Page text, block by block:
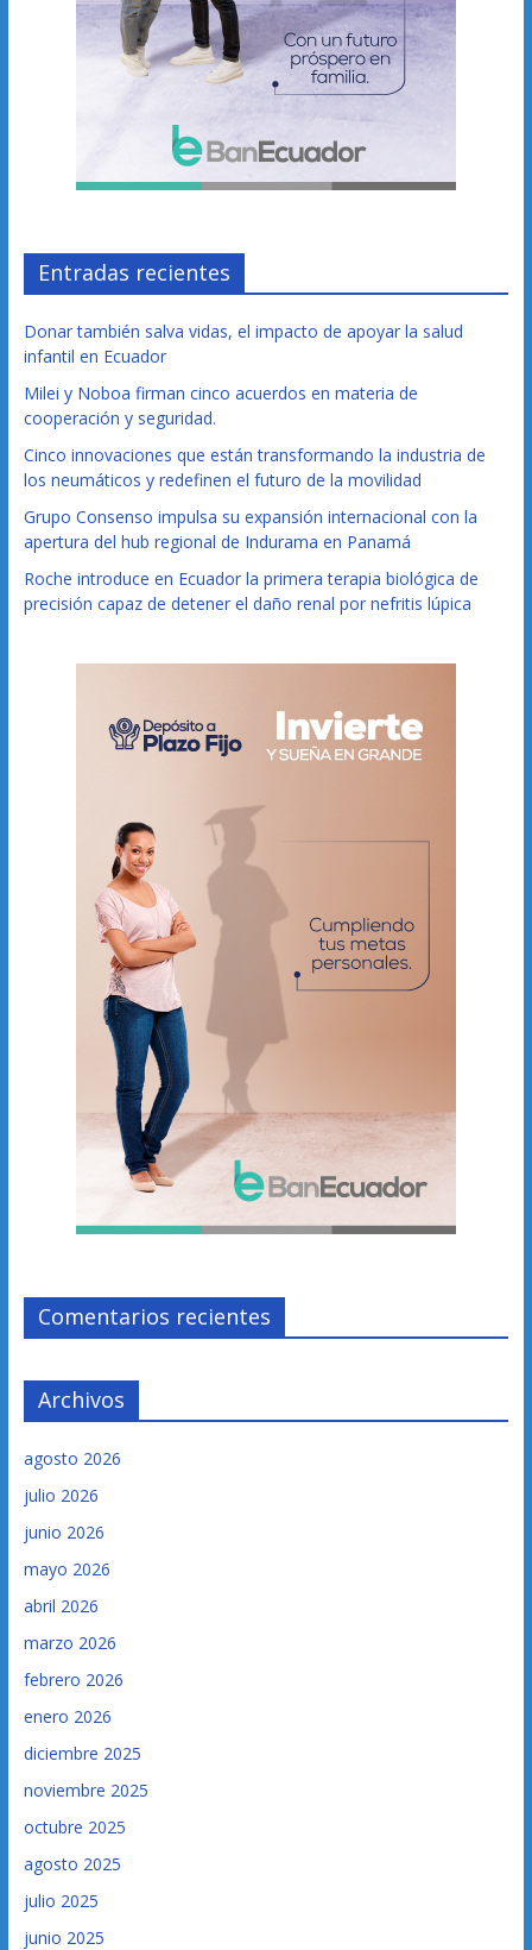
Entradas recientes
Donar también salva vidas, el impacto de apoyar la salud
infantil en Ecuador
Milei y Noboa firman cinco acuerdos en materia de
cooperación y seguridad.
Cinco innovaciones que están transformando la industria de
los neumáticos y redefinen el futuro de la movilidad
Grupo Consenso impulsa su expansión internacional con la
apertura del hub regional de Indurama en Panamá
Roche introduce en Ecuador la primera terapia biológica de
precisión capaz de detener el daño renal por nefritis lúpica
Comentarios recientes
Archivos
agosto 2026
julio 2026
junio 2026
mayo 2026
abril 2026
marzo 2026
febrero 2026
enero 2026
diciembre 2025
noviembre 2025
octubre 2025
agosto 2025
julio 2025
junio 2025